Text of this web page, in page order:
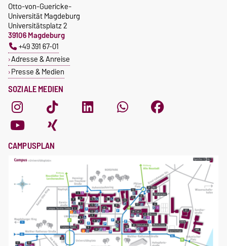
SOZIALE MEDIEN
Otto-von-Guericke-
Universität Magdeburg
Universitätsplatz 2
39106 Magdeburg
+49 391 67-01
Adresse & Anreise
Presse & Medien
CAMPUSPLAN